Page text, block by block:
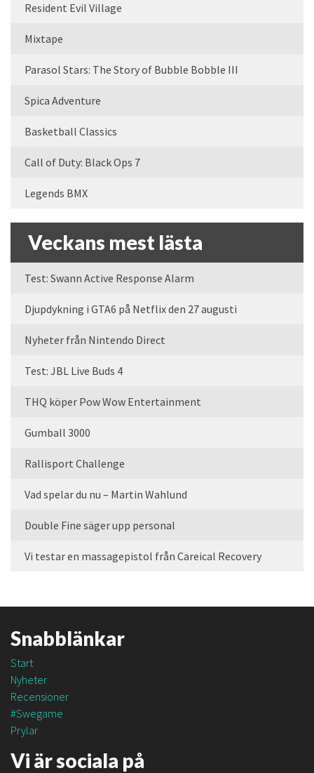
Resident Evil Village
Mixtape
Parasol Stars: The Story of Bubble Bobble III
Spica Adventure
Basketball Classics
Call of Duty: Black Ops 7
Legends BMX
Veckans mest lästa
Test: Swann Active Response Alarm
Djupdykning i GTA6 på Netflix den 27 augusti
Nyheter från Nintendo Direct
Test: JBL Live Buds 4
THQ köper Pow Wow Entertainment
Gumball 3000
Rallisport Challenge
Vad spelar du nu – Martin Wahlund
Double Fine säger upp personal
Vi testar en massagepistol från Careical Recovery
Snabblänkar
Start
Nyheter
Recensioner
#Swegame
Prylar
Vi är sociala på